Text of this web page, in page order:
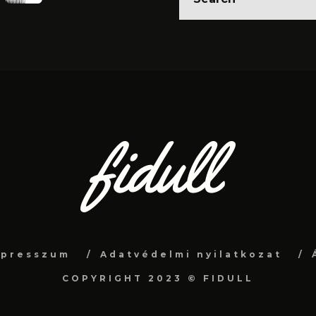
Adatvédelmi nyilatkozat
COPYRIGHT 2023 © FIDULL